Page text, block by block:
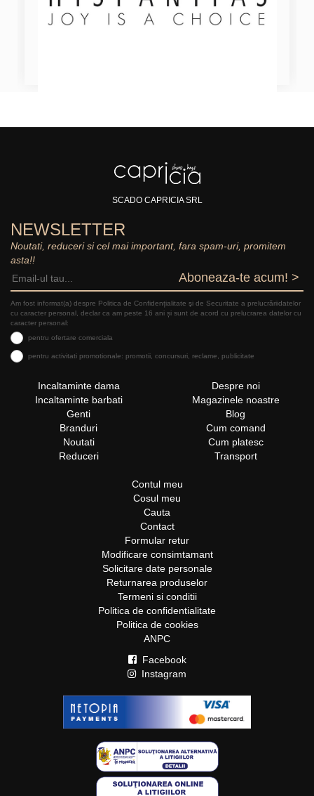
SCADO CAPRICIA SRL
NEWSLETTER
Noutati, reduceri si cel mai important, fara spam-uri, promitem
asta!!
Aboneaza-te acum! >
Am fost informat(a) despre Politica de Confidențialitate şi de Securitate a prelucrăriidatelor
cu caracter personal, declar ca am peste 16 ani și sunt de acord cu prelucrarea datelor cu
caracter personal:
pentru ofertare comerciala
pentru activitati promotionale: promotii, concursuri, reclame, publicitate
Incaltaminte dama
Incaltaminte barbati
Genti
Branduri
Noutati
Reduceri
Despre noi
Magazinele noastre
Blog
Cum comand
Cum platesc
Transport
Contul meu
Cosul meu
Cauta
Contact
Formular retur
Modificare consimtamant
Solicitare date personale
Returnarea produselor
Termeni si conditii
Politica de confidentialitate
Politica de cookies
ANPC
Facebook
Instagram